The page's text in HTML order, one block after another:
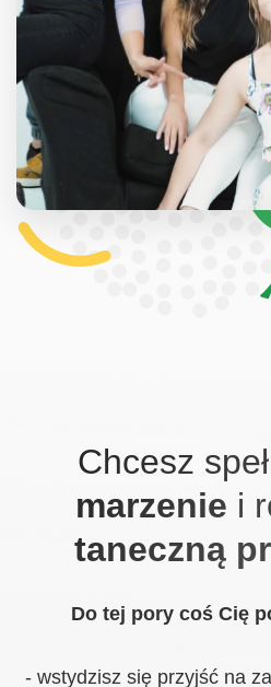
Chcesz
marzenie i
taneczną
Do tej pory coś Cię
- wstydzisz się przyjść na